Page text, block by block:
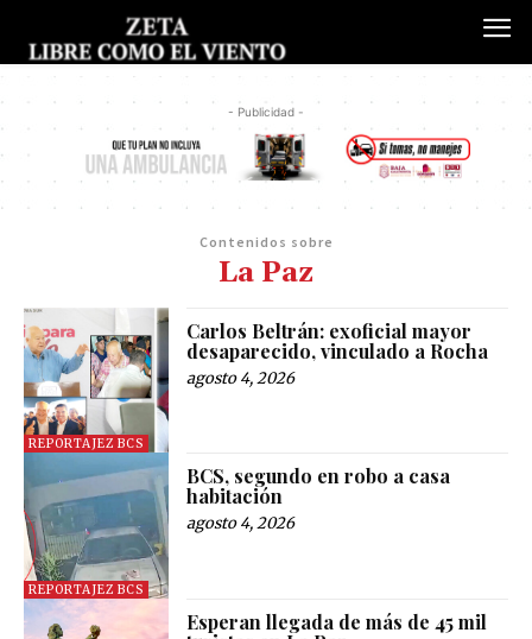
- Publicidad -
Contenidos sobre
La Paz
REPORTAJEZ BCS
Carlos Beltrán: exoficial mayor
desaparecido, vinculado a Rocha
agosto 4, 2026
REPORTAJEZ BCS
BCS, segundo en robo a casa
habitación
agosto 4, 2026
Esperan llegada de más de 45 mil